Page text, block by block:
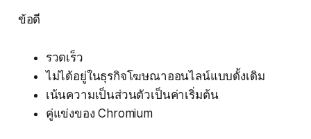
ข้อดี
รวดเร็ว
ไม่ได้อยู่ในธุรกิจโฆษณาออนไลน์แบบดั้งเดิม
เน้นความเป็นส่วนตัวเป็นค่าเริ่มต้น
คู่แข่งของ Chromium